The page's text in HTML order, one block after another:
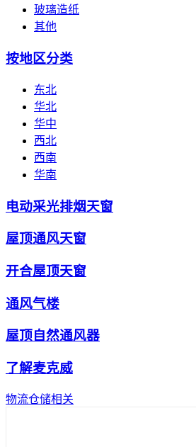
玻璃造纸
其他
按地区分类
东北
华北
华中
西北
西南
华南
电动采光排烟天窗
屋顶通风天窗
开合屋顶天窗
通风气楼
屋顶自然通风器
了解麦克威
物流仓储相关